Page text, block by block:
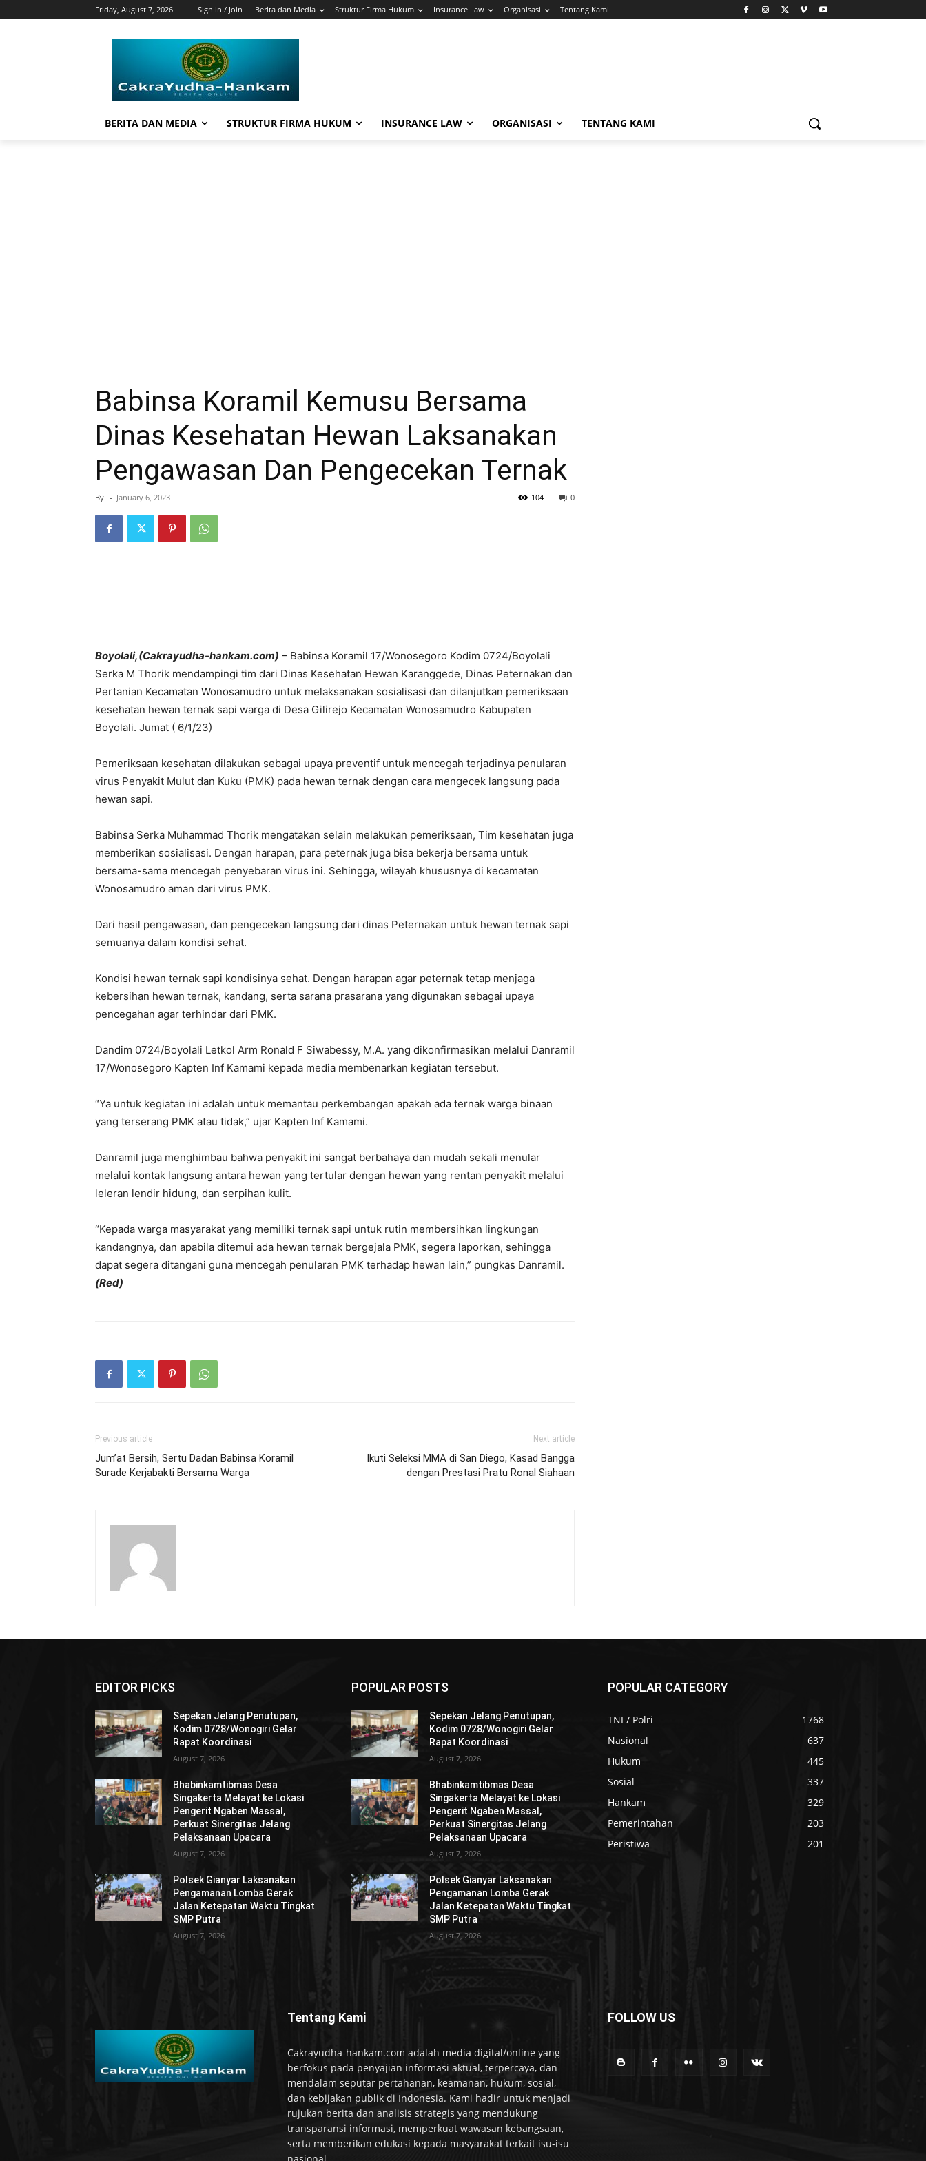
Friday, August 7, 2026 Sign in / Join Berita dan Media Struktur Firma Hukum Insurance Law Organisasi Tentang Kami
BERITA DAN MEDIA STRUKTUR FIRMA HUKUM INSURANCE LAW ORGANISASI TENTANG KAMI
Babinsa Koramil Kemusu Bersama
Dinas Kesehatan Hewan Laksanakan
Pengawasan Dan Pengecekan Ternak
By - January 6, 2023 0
104
Boyolali,(Cakrayudha-hankam.com) – Babinsa Koramil 17/Wonosegoro Kodim 0724/Boyolali
Serka M Thorik mendampingi tim dari Dinas Kesehatan Hewan Karanggede, Dinas Peternakan dan
Pertanian Kecamatan Wonosamudro untuk melaksanakan sosialisasi dan dilanjutkan pemeriksaan
kesehatan hewan ternak sapi warga di Desa Gilirejo Kecamatan Wonosamudro Kabupaten
Boyolali. Jumat ( 6/1/23)
Pemeriksaan kesehatan dilakukan sebagai upaya preventif untuk mencegah terjadinya penularan
virus Penyakit Mulut dan Kuku (PMK) pada hewan ternak dengan cara mengecek langsung pada
hewan sapi.
Babinsa Serka Muhammad Thorik mengatakan selain melakukan pemeriksaan, Tim kesehatan juga
memberikan sosialisasi. Dengan harapan, para peternak juga bisa bekerja bersama untuk
bersama-sama mencegah penyebaran virus ini. Sehingga, wilayah khususnya di kecamatan
Wonosamudro aman dari virus PMK.
Dari hasil pengawasan, dan pengecekan langsung dari dinas Peternakan untuk hewan ternak sapi
semuanya dalam kondisi sehat.
Kondisi hewan ternak sapi kondisinya sehat. Dengan harapan agar peternak tetap menjaga
kebersihan hewan ternak, kandang, serta sarana prasarana yang digunakan sebagai upaya
pencegahan agar terhindar dari PMK.
Dandim 0724/Boyolali Letkol Arm Ronald F Siwabessy, M.A. yang dikonfirmasikan melalui Danramil
17/Wonosegoro Kapten Inf Kamami kepada media membenarkan kegiatan tersebut.
“Ya untuk kegiatan ini adalah untuk memantau perkembangan apakah ada ternak warga binaan
yang terserang PMK atau tidak,” ujar Kapten Inf Kamami.
Danramil juga menghimbau bahwa penyakit ini sangat berbahaya dan mudah sekali menular
melalui kontak langsung antara hewan yang tertular dengan hewan yang rentan penyakit melalui
leleran lendir hidung, dan serpihan kulit.
“Kepada warga masyarakat yang memiliki ternak sapi untuk rutin membersihkan lingkungan
kandangnya, dan apabila ditemui ada hewan ternak bergejala PMK, segera laporkan, sehingga
dapat segera ditangani guna mencegah penularan PMK terhadap hewan lain,” pungkas Danramil.
(Red)
Previous article
Jum’at Bersih, Sertu Dadan Babinsa Koramil
Surade Kerjabakti Bersama Warga
Next article
Ikuti Seleksi MMA di San Diego, Kasad Bangga
dengan Prestasi Pratu Ronal Siahaan
EDITOR PICKS
Sepekan Jelang Penutupan,
Kodim 0728/Wonogiri Gelar
Rapat Koordinasi
August 7, 2026
Bhabinkamtibmas Desa
Singakerta Melayat ke Lokasi
Pengerit Ngaben Massal,
Perkuat Sinergitas Jelang
Pelaksanaan Upacara
August 7, 2026
Polsek Gianyar Laksanakan
Pengamanan Lomba Gerak
Jalan Ketepatan Waktu Tingkat
SMP Putra
August 7, 2026
POPULAR POSTS
Sepekan Jelang Penutupan,
Kodim 0728/Wonogiri Gelar
Rapat Koordinasi
August 7, 2026
Bhabinkamtibmas Desa
Singakerta Melayat ke Lokasi
Pengerit Ngaben Massal,
Perkuat Sinergitas Jelang
Pelaksanaan Upacara
August 7, 2026
Polsek Gianyar Laksanakan
Pengamanan Lomba Gerak
Jalan Ketepatan Waktu Tingkat
SMP Putra
August 7, 2026
POPULAR CATEGORY
TNI / Polri
1768
Nasional
637
Hukum
445
Sosial
337
Hankam
329
Pemerintahan
203
Peristiwa
201
Tentang Kami
Cakrayudha-hankam.com adalah media digital/online yang
berfokus pada penyajian informasi aktual, terpercaya, dan
mendalam seputar pertahanan, keamanan, hukum, sosial,
dan kebijakan publik di Indonesia. Kami hadir untuk menjadi
rujukan berita dan analisis strategis yang mendukung
transparansi informasi, memperkuat wawasan kebangsaan,
serta memberikan edukasi kepada masyarakat terkait isu-isu
FOLLOW US